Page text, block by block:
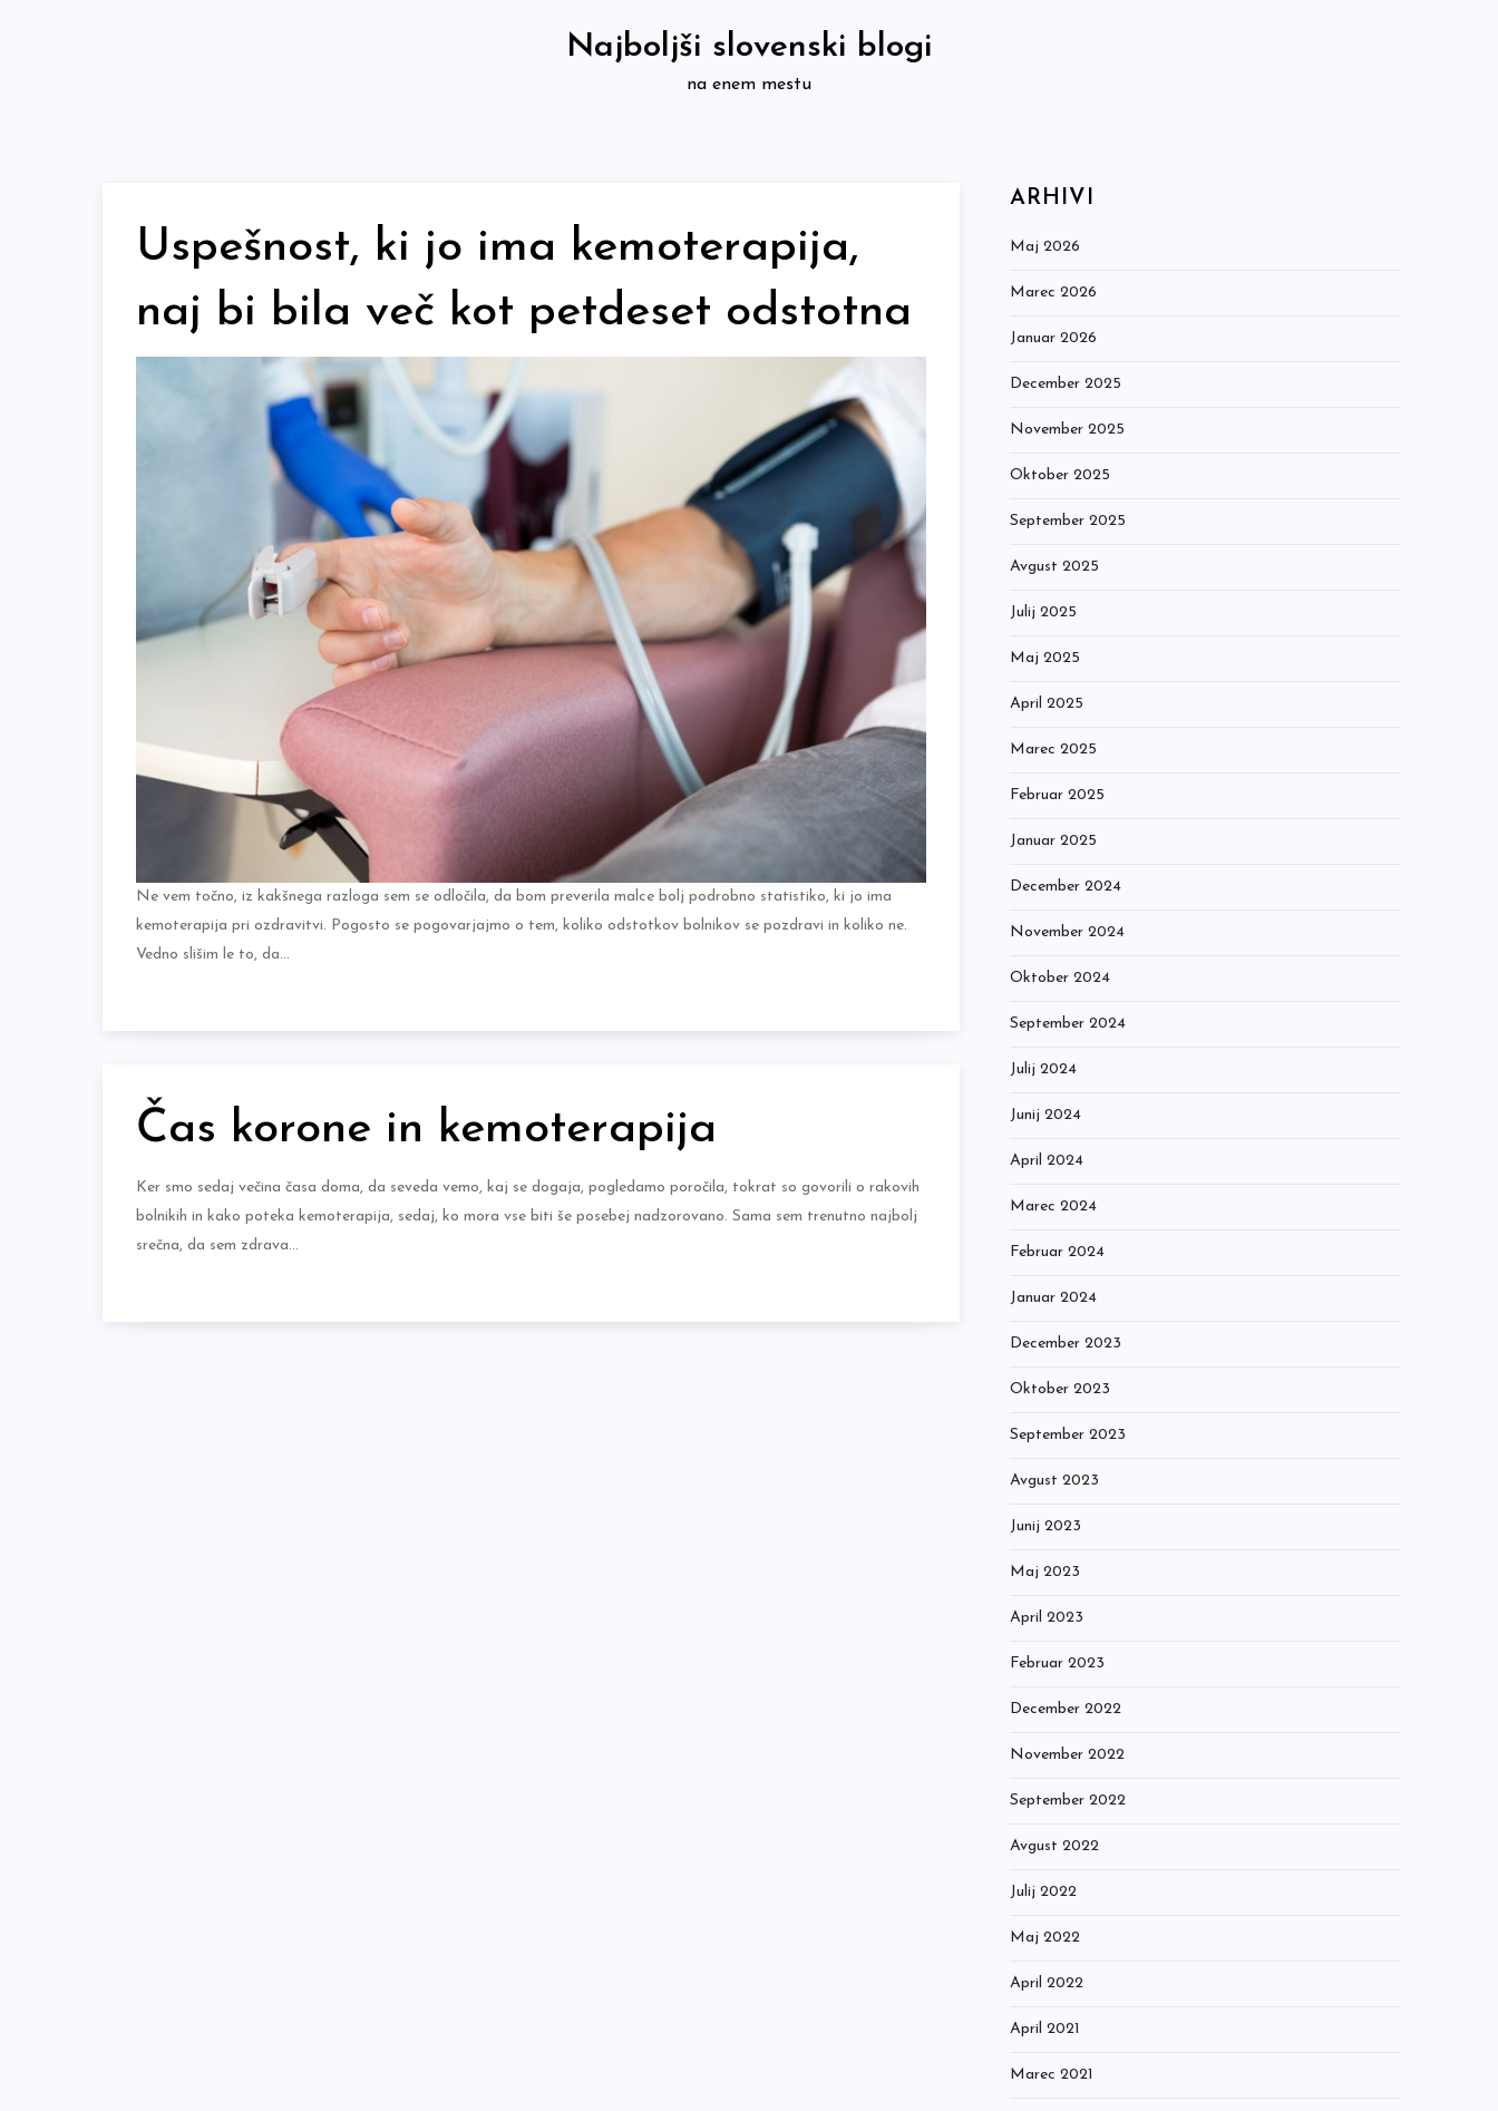
Najboljši slovenski blogi
na enem mestu
Uspešnost, ki jo ima kemoterapija,
naj bi bila več kot petdeset odstotna
Ne vem točno, iz kakšnega razloga sem se odločila, da bom preverila malce bolj podrobno statistiko, ki jo ima
kemoterapija pri ozdravitvi. Pogosto se pogovarjajmo o tem, koliko odstotkov bolnikov se pozdravi in koliko ne.
Vedno slišim le to, da…
Čas korone in kemoterapija
Ker smo sedaj večina časa doma, da seveda vemo, kaj se dogaja, pogledamo poročila, tokrat so govorili o rakovih
bolnikih in kako poteka kemoterapija, sedaj, ko mora vse biti še posebej nadzorovano. Sama sem trenutno najbolj
srečna, da sem zdrava…
ARHIVI
Maj 2026
Marec 2026
Januar 2026
December 2025
November 2025
Oktober 2025
September 2025
Avgust 2025
Julij 2025
Maj 2025
April 2025
Marec 2025
Februar 2025
Januar 2025
December 2024
November 2024
Oktober 2024
September 2024
Julij 2024
Junij 2024
April 2024
Marec 2024
Februar 2024
Januar 2024
December 2023
Oktober 2023
September 2023
Avgust 2023
Junij 2023
Maj 2023
April 2023
Februar 2023
December 2022
November 2022
September 2022
Avgust 2022
Julij 2022
Maj 2022
April 2022
April 2021
Marec 2021